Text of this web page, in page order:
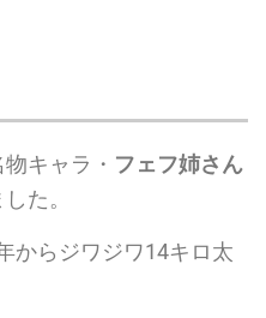
キャラ・ フェフ姉さん
た。
からジワジワ14キロ太